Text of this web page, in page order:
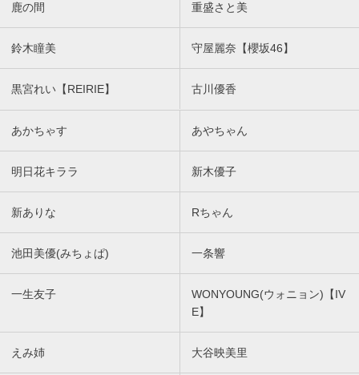
鹿の間 重盛さと美
鈴木瞳美 守屋麗奈【櫻坂46】
黒宮れい【REIRIE】 古川優香
あかちゃす あやちゃん
明日花キララ 新木優子
新ありな Rちゃん
池田美優(みちょぱ) 一条響
一生友子
WONYOUNG(ウォニョン)【IV
E】
えみ姉 大谷映美里